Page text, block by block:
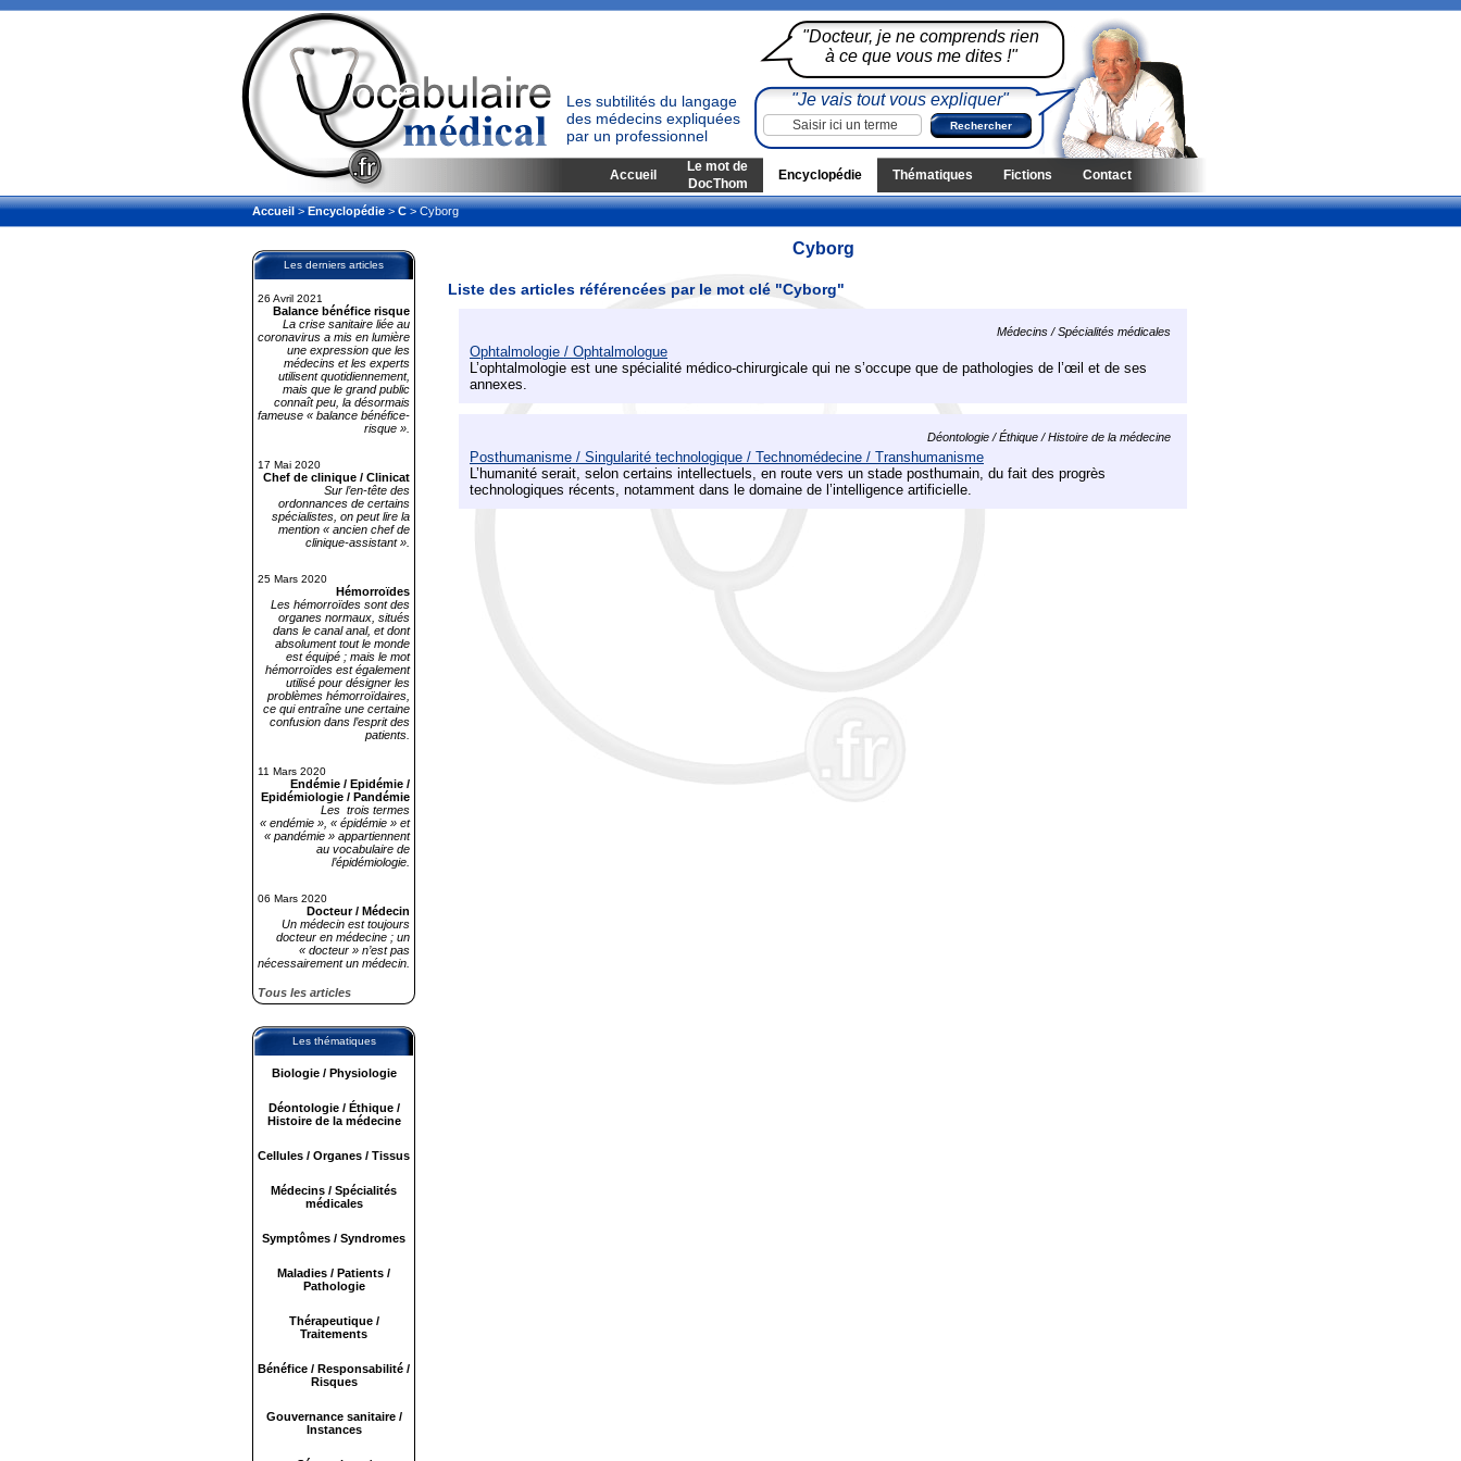
Les subtilités du langage
des médecins expliquées
par un professionnel
"Docteur, je ne comprends rien
à ce que vous me dites !"
"Je vais tout vous expliquer"
Accueil
Le mot de
DocThom
Encyclopédie Thématiques Fictions Contact
Accueil>Encyclopédie>C> Cyborg
Les derniers articles
26 Avril 2021
Balance bénéfice risque
La crise sanitaire liée au
coronavirus a mis en lumière
une expression que les
médecins et les experts
utilisent quotidiennement,
mais que le grand public
connaît peu, la désormais
fameuse « balance bénéfice-
risque ».
17 Mai 2020
Chef de clinique / Clinicat
Sur l’en-tête des
ordonnances de certains
spécialistes, on peut lire la
mention « ancien chef de
clinique-assistant ».
25 Mars 2020
Hémorroïdes
Les hémorroïdes sont des
organes normaux, situés
dans le canal anal, et dont
absolument tout le monde
est équipé ; mais le mot
hémorroïdes est également
utilisé pour désigner les
problèmes hémorroïdaires,
ce qui entraîne une certaine
confusion dans l’esprit des
patients.
11 Mars 2020
Endémie / Epidémie /
Epidémiologie / Pandémie
Les trois termes
« endémie », « épidémie » et
« pandémie » appartiennent
au vocabulaire de
l’épidémiologie.
06 Mars 2020
Docteur / Médecin
Un médecin est toujours
docteur en médecine ; un
« docteur » n’est pas
nécessairement un médecin.
Tous les articles
Les thématiques
Biologie / Physiologie
Déontologie / Éthique /
Histoire de la médecine
Cellules / Organes / Tissus
Médecins / Spécialités
médicales
Symptômes / Syndromes
Maladies / Patients /
Pathologie
Thérapeutique /
Traitements
Bénéfice / Responsabilité /
Risques
Gouvernance sanitaire /
Instances
Cyborg
Liste des articles référencées par le mot clé "Cyborg"
Médecins / Spécialités médicales
Ophtalmologie / Ophtalmologue
L’ophtalmologie est une spécialité médico-chirurgicale qui ne s’occupe que de pathologies de l’œil et de ses
annexes.
Déontologie / Éthique / Histoire de la médecine
Posthumanisme / Singularité technologique / Technomédecine / Transhumanisme
L’humanité serait, selon certains intellectuels, en route vers un stade posthumain, du fait des progrès
technologiques récents, notamment dans le domaine de l’intelligence artificielle.